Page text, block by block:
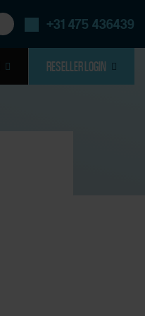
+31 475 436439
RESELLER LOGIN